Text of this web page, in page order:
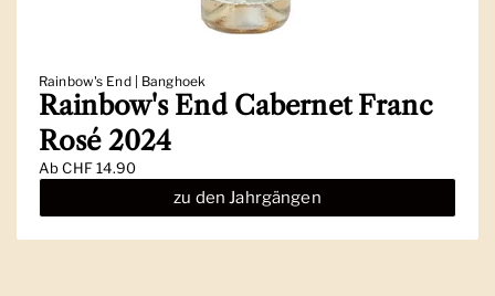
Rainbow's End | Banghoek
Rainbow's End Cabernet Franc
Rosé 2024
AbCHF 14.90
zu den Jahrgängen